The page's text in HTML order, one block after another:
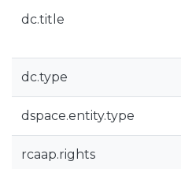
dc.title
dc.type
dspace.entity.type
rcaap.rights